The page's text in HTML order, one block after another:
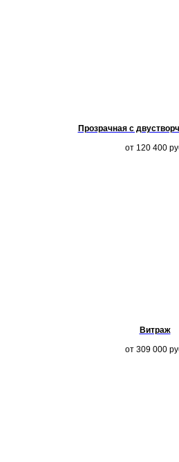
Прозрачная с
от 120 400
Витраж
от 309 000